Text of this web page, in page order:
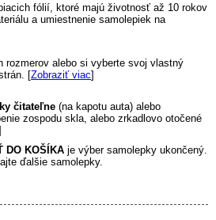
fólií, ktoré majú životnosť až 10 rokov
a umiestnenie samolepiek na
rozmerov alebo si vyberte svoj vlastný
[Zobraziť viac]
čitateľne (na kapotu auta) alebo
zospodu skla, alebo zrkadlovo otočené
DO KOŠÍKA je výber samolepky ukončený.
ďalšie samolepky.